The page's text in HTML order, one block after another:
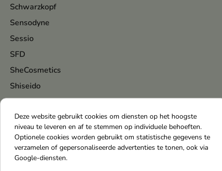
Schwarzkopf
Sensodyne
Sessio
SFD
SheCosmetics
Shiseido
Silcare
Silcatil
Sister Young
SKIN1004
SkinFood
Deze website gebruikt cookies om diensten op het hoogste
niveau te leveren en af te stemmen op individuele behoeften.
Optionele cookies worden gebruikt om statistische gegevens te
verzamelen of gepersonaliseerde advertenties te tonen, ook via
Google-diensten.